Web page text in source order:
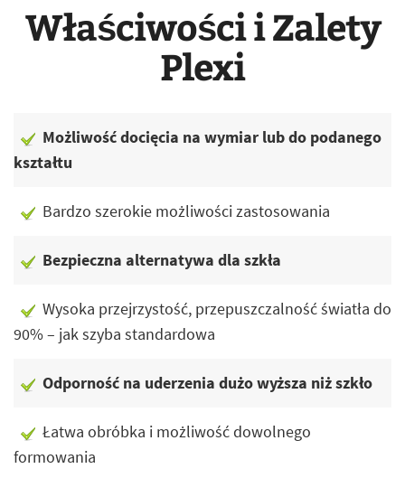
Właściwości i Zalety
Plexi
Możliwość docięcia na wymiar lub do podanego
kształtu
Bardzo szerokie możliwości zastosowania
Bezpieczna alternatywa dla szkła
Wysoka przejrzystość, przepuszczalność światła do
90% – jak szyba standardowa
Odporność na uderzenia dużo wyższa niż szkło
Łatwa obróbka i możliwość dowolnego
formowania